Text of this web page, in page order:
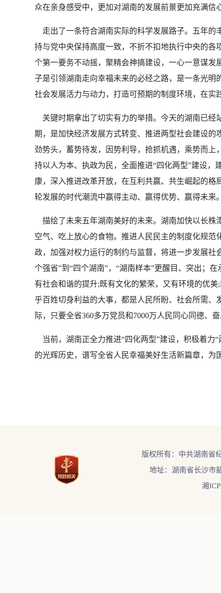
众在亲身感受中，更加对湖南的发展前景更加充满
走出了一条符合湖南实际的科学发展路子。五年的
持与党中央保持高度一致，不折不扣地执行中央的
个第一要务不动摇，聚精会神搞建设，一心一意谋发
子是引领湖南走向幸福未来的必经之路，是一条光明
社会发展活力与动力，打造可预期的制度环境，在
关键时期拿出了切实有力的举措。今天的湖南已经
期，是加快经济发展方式转变、推进两型社会建设
劲势头，蓄势待发，因势利导，抢抓机遇，乘势而
持以人为本、执政为民，全面推进“四化两型”建设
康，深入推进改革开放，在互利共赢、共生崛起的
轮发展的时代潮流中赢得主动、赢得优势、赢得未来
描绘了未来五年湖南美好的未来。湖南加快以长株
空气、吃上放心的食物。推进人民民主的制度化规
政，加强对权力运行的制约与监督，将进一步发展社
个强省”到“四个湖南”，“湖南样本”更醒目、突出；
有社会和谐的提升;既有文化的繁荣，又有环境的优
乎百姓切身利益的大事，都是人民所盼、社会所需
际，只要全省360多万党员和7000万人民同心同德、
当前，湖南正全力推进“四化两型”建设，积极着力
的光辉历史，谱写全省人民幸福美好生活新篇章，为
版权所有：中共湖南省
地址：湖南省长沙市
湘